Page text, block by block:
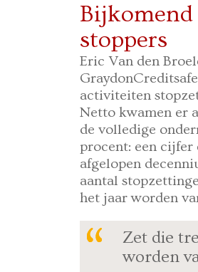
stoppers
Eric Van den
activiteiten
Netto kwamen er
de volledige
procent: een cijfer
afgelopen
aantal
het jaar worden
Zet die
worden